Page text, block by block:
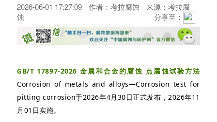
2026-06-01 17:27:09 作者： 考拉腐蚀
来源：考拉腐
蚀
分享至：
GB/T 17897-2026金属和合金的腐蚀 点腐蚀试验方法
Corrosion of metals and alloys—Corrosion test for
pitting corrosion于2026年4月30日正式发布，2026年11
月01日实施。